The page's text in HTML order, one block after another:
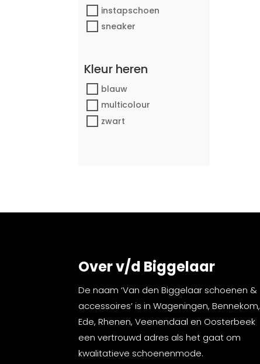
instapschoen
sneaker
Kleur heren
blauw
multicolour
zwart
Over v/d Biggelaar
De naam ‘Van den Biggelaar schoenen &
accessoires’ is in Wageningen, Bennekom,
Ede, Rhenen, Veenendaal en Oosterbeek
een vertrouwd adres als het gaat om
kwalitatieve schoenenmode.